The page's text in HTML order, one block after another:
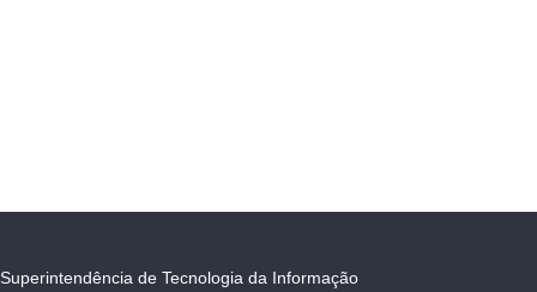
Superintendência de Tecnologia da Informação